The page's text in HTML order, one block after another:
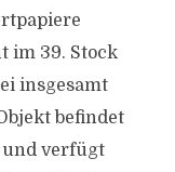
im 39. Stock
insgesamt
befindet
und verfügt